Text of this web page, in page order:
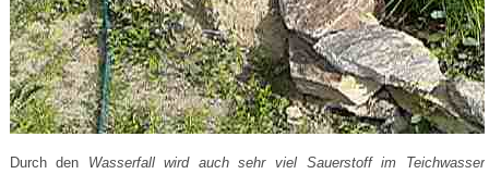
Durch den Wasserfall wird auch sehr viel Sauerstoff im Teichwasser